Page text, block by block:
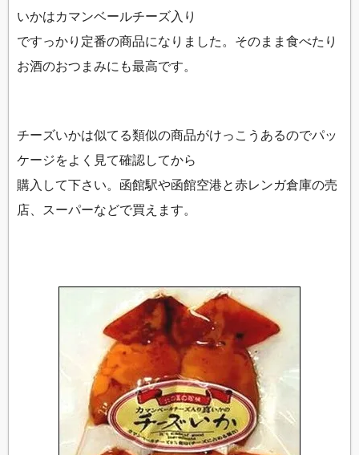
いかはカマンベールチーズ入り
ですっかり定番の商品になりました。そのまま食べたり
お酒のおつまみにも最高です。
チーズいかは似てる類似の商品がけっこうあるのでパッ
ケージをよく見て確認してから
購入して下さい。函館駅や函館空港と赤レンガ倉庫の売
店、スーパーなどで買えます。